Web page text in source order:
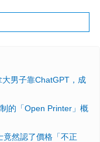
男子靠ChatGPT，成
的「Open Printer」概
竟然認了價格「不正